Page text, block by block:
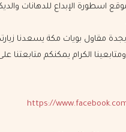
اسطورة الإبداع للدهانات
مقاول بويات مكة يسعدنا
الكرام يمكنكم متابعتنا
https://